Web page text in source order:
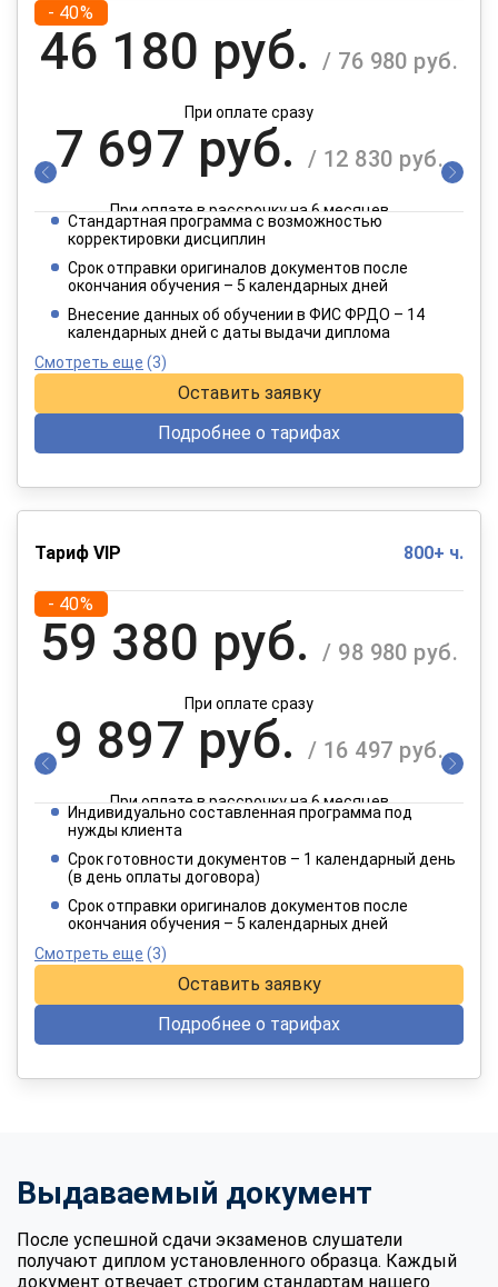
- 40%
46 180 руб. / 76 980 руб.
При оплате сразу
7 697 руб. / 12 830 руб.
При оплате в рассрочку на 6 месяцев
3 849 руб.
При оплате в рассрочку на 12 месяцев
Стандартная программа с возможностью
корректировки дисциплин
Срок отправки оригиналов документов после
окончания обучения – 5 календарных дней
Внесение данных об обучении в ФИС ФРДО – 14
календарных дней с даты выдачи диплома
Смотреть еще (3)
Оставить заявку
Подробнее о тарифах
Тариф VIP 800+ ч.
- 40%
59 380 руб. / 98 980 руб.
При оплате сразу
9 897 руб. / 16 497 руб.
При оплате в рассрочку на 6 месяцев
4 949 руб. / 8 249 руб.
При оплате в рассрочку на 12 месяцев
Индивидуально составленная программа под
нужды клиента
Срок готовности документов – 1 календарный день
(в день оплаты договора)
Срок отправки оригиналов документов после
окончания обучения – 5 календарных дней
Смотреть еще (3)
Оставить заявку
Подробнее о тарифах
Выдаваемый документ
После успешной сдачи экзаменов слушатели
получают диплом установленного образца. Каждый
документ отвечает строгим стандартам нашего